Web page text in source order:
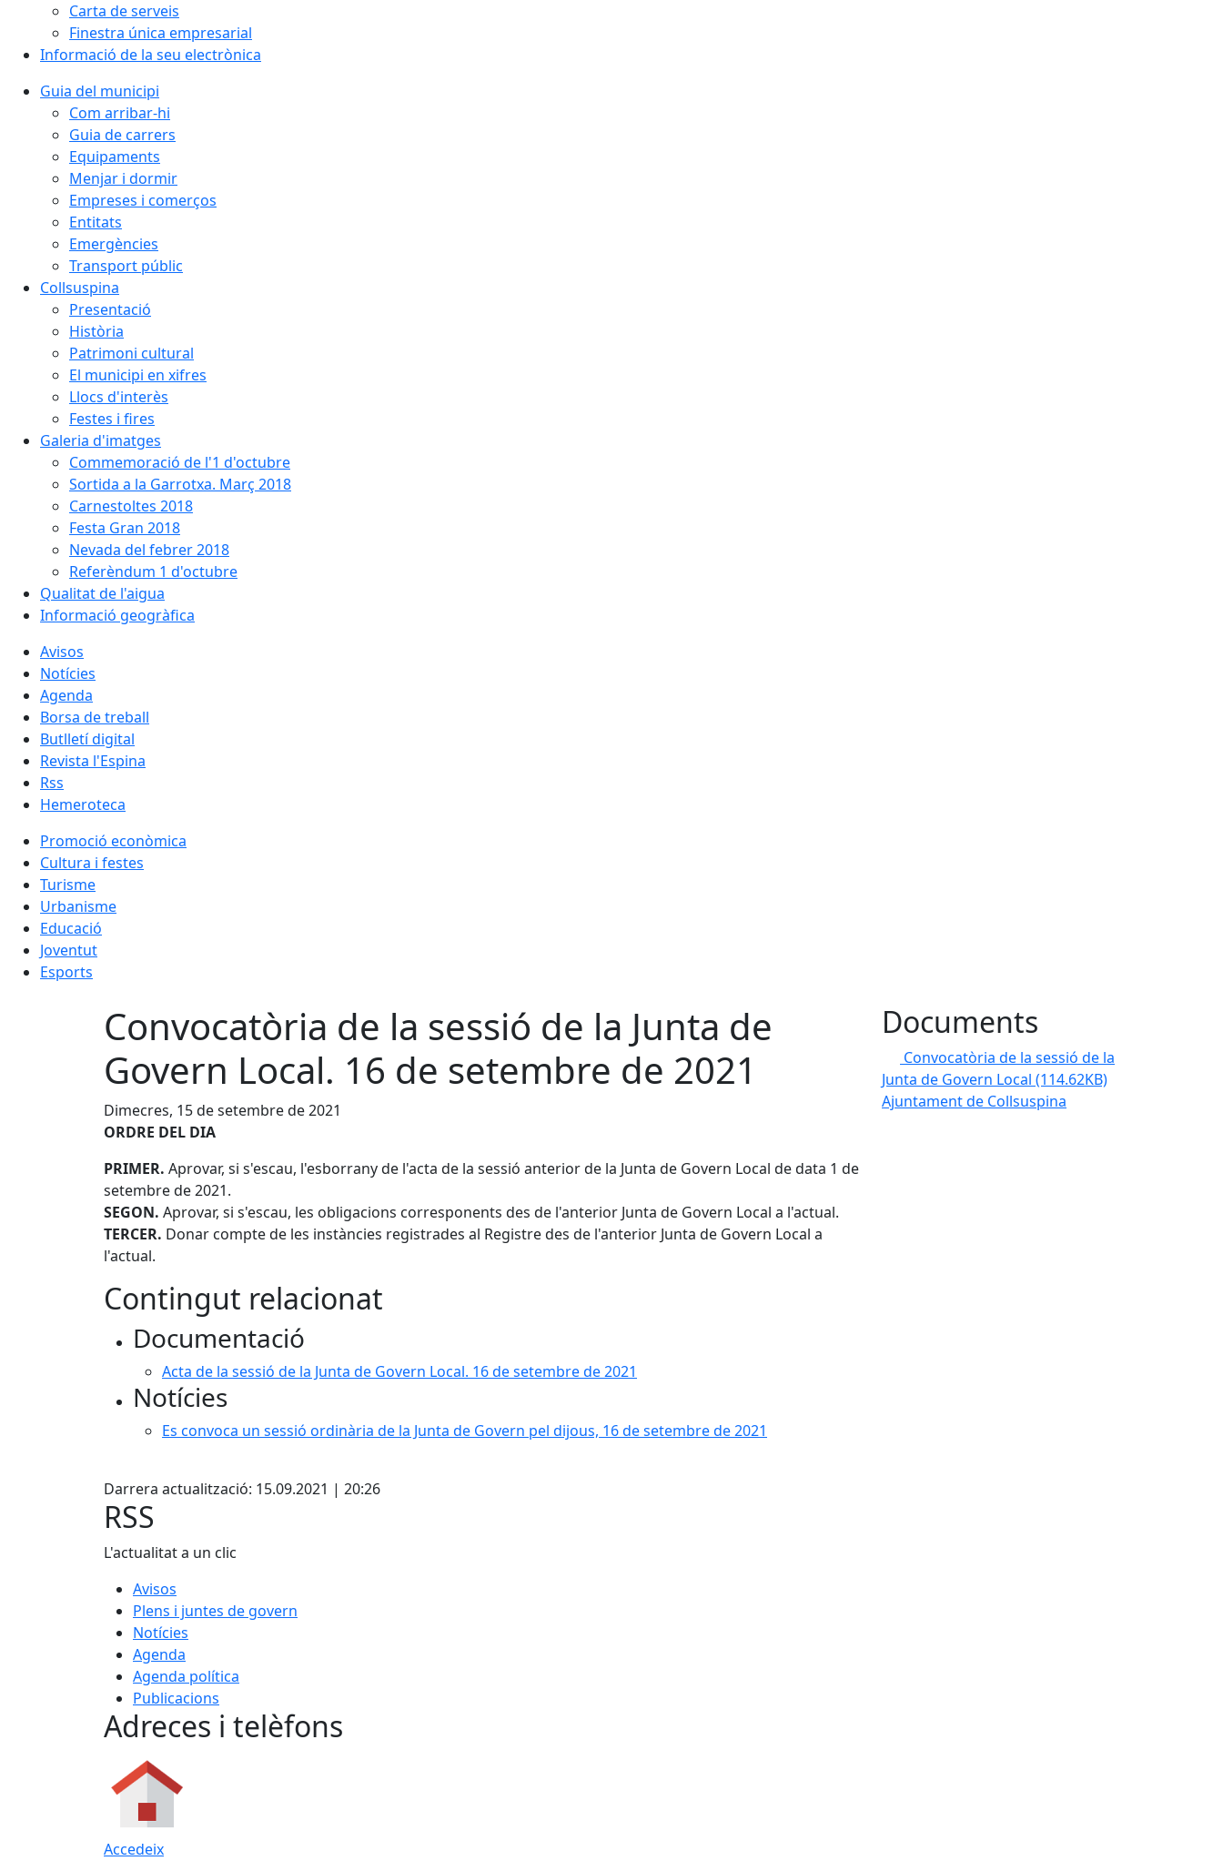
Carta de serveis
Finestra única empresarial
Informació de la seu electrònica
Guia del municipi
Com arribar-hi
Guia de carrers
Equipaments
Menjar i dormir
Empreses i comerços
Entitats
Emergències
Transport públic
Collsuspina
Presentació
Història
Patrimoni cultural
El municipi en xifres
Llocs d'interès
Festes i fires
Galeria d'imatges
Commemoració de l'1 d'octubre
Sortida a la Garrotxa. Març 2018
Carnestoltes 2018
Festa Gran 2018
Nevada del febrer 2018
Referèndum 1 d'octubre
Qualitat de l'aigua
Informació geogràfica
Avisos
Notícies
Agenda
Borsa de treball
Butlletí digital
Revista l'Espina
Rss
Hemeroteca
Promoció econòmica
Cultura i festes
Turisme
Urbanisme
Educació
Joventut
Esports
Convocatòria de la sessió de la Junta de
Govern Local. 16 de setembre de 2021
Dimecres, 15 de setembre de 2021
ORDRE DEL DIA
PRIMER. Aprovar, si s'escau, l'esborrany de l'acta de la sessió anterior de la Junta de Govern Local de data 1 de
setembre de 2021.
SEGON. Aprovar, si s'escau, les obligacions corresponents des de l'anterior Junta de Govern Local a l'actual.
TERCER. Donar compte de les instàncies registrades al Registre des de l'anterior Junta de Govern Local a
l'actual.
Contingut relacionat
Documentació
Acta de la sessió de la Junta de Govern Local. 16 de setembre de 2021
Notícies
Es convoca un sessió ordinària de la Junta de Govern pel dijous, 16 de setembre de 2021
Darrera actualització: 15.09.2021 | 20:26
Documents
Convocatòria de la sessió de la
Junta de Govern Local (114.62KB)
Ajuntament de Collsuspina
RSS
L'actualitat a un clic
Avisos
Plens i juntes de govern
Notícies
Agenda
Agenda política
Publicacions
Adreces i telèfons
Accedeix